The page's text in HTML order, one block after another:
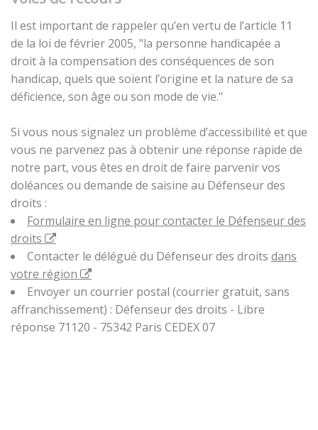
Il est important de rappeler qu’en vertu de l’article 11
de la loi de février 2005, "la personne handicapée a
droit à la compensation des conséquences de son
handicap, quels que soient l’origine et la nature de sa
déficience, son âge ou son mode de vie."
Si vous nous signalez un problème d’accessibilité et que
vous ne parvenez pas à obtenir une réponse rapide de
notre part, vous êtes en droit de faire parvenir vos
doléances ou demande de saisine au Défenseur des
droits :
Formulaire en ligne pour contacter le Défenseur des
droits
Contacter le délégué du Défenseur des droits dans
votre région
Envoyer un courrier postal (courrier gratuit, sans
affranchissement) : Défenseur des droits - Libre
réponse 71120 - 75342 Paris CEDEX 07